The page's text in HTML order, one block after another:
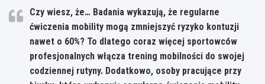
Czy wiesz, że… Badania wykazują, że regularne
ćwiczenia mobility mogą zmniejszyć ryzyko kontuzji
nawet o 60%? To dlatego coraz więcej sportowców
profesjonalnych włącza trening mobilności do swojej
codziennej rutyny. Dodatkowo, osoby pracujące przy